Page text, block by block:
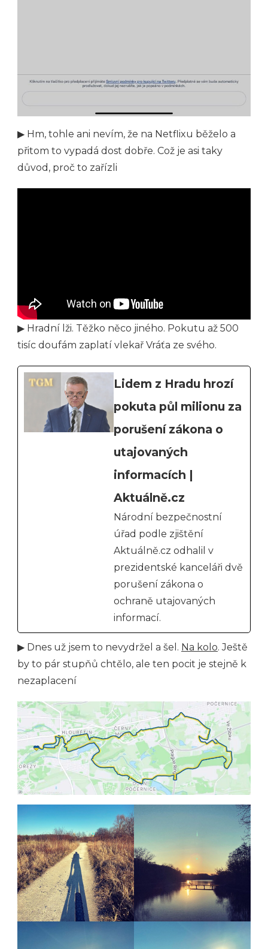
▶ Hm, tohle ani nevím, že na Netflixu běželo a
přitom to vypadá dost dobře. Což je asi taky
důvod, proč to zařízli
▶ Hradní lži. Těžko něco jiného. Pokutu až 500
tisíc doufám zaplatí vlekař Vráťa ze svého.
Lidem z Hradu hrozí
pokuta půl milionu za
porušení zákona o
utajovaných
informacích |
Aktuálně.cz
Národní bezpečnostní
úřad podle zjištění
Aktuálně.cz odhalil v
prezidentské kanceláři dvě
porušení zákona o
ochraně utajovaných
informací.
▶ Dnes už jsem to nevydržel a šel. Na kolo. Ještě
by to pár stupňů chtělo, ale ten pocit je stejně k
nezaplacení